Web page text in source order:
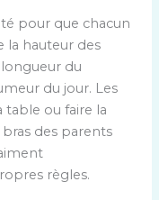
pour que chacun
la hauteur des
du
du jour. Les
table ou faire la
des parents
règles.